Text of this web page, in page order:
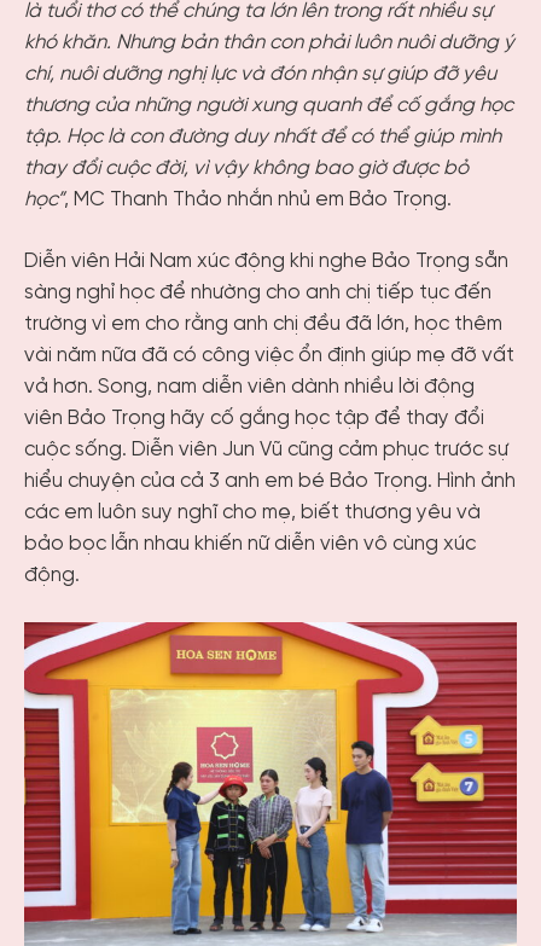
là tuổi thơ có thể chúng ta lớn lên trong rất nhiều sự
khó khăn. Nhưng bản thân con phải luôn nuôi dưỡng ý
chí, nuôi dưỡng nghị lực và đón nhận sự giúp đỡ yêu
thương của những người xung quanh để cố gắng học
tập. Học là con đường duy nhất để có thể giúp mình
thay đổi cuộc đời, vì vậy không bao giờ được bỏ
học”, MC Thanh Thảo nhắn nhủ em Bảo Trọng.
Diễn viên Hải Nam xúc động khi nghe Bảo Trọng sẵn
sàng nghỉ học để nhường cho anh chị tiếp tục đến
trường vì em cho rằng anh chị đều đã lớn, học thêm
vài năm nữa đã có công việc ổn định giúp mẹ đỡ vất
vả hơn. Song, nam diễn viên dành nhiều lời động
viên Bảo Trọng hãy cố gắng học tập để thay đổi
cuộc sống. Diễn viên Jun Vũ cũng cảm phục trước sự
hiểu chuyện của cả 3 anh em bé Bảo Trọng. Hình ảnh
các em luôn suy nghĩ cho mẹ, biết thương yêu và
bảo bọc lẫn nhau khiến nữ diễn viên vô cùng xúc
động.